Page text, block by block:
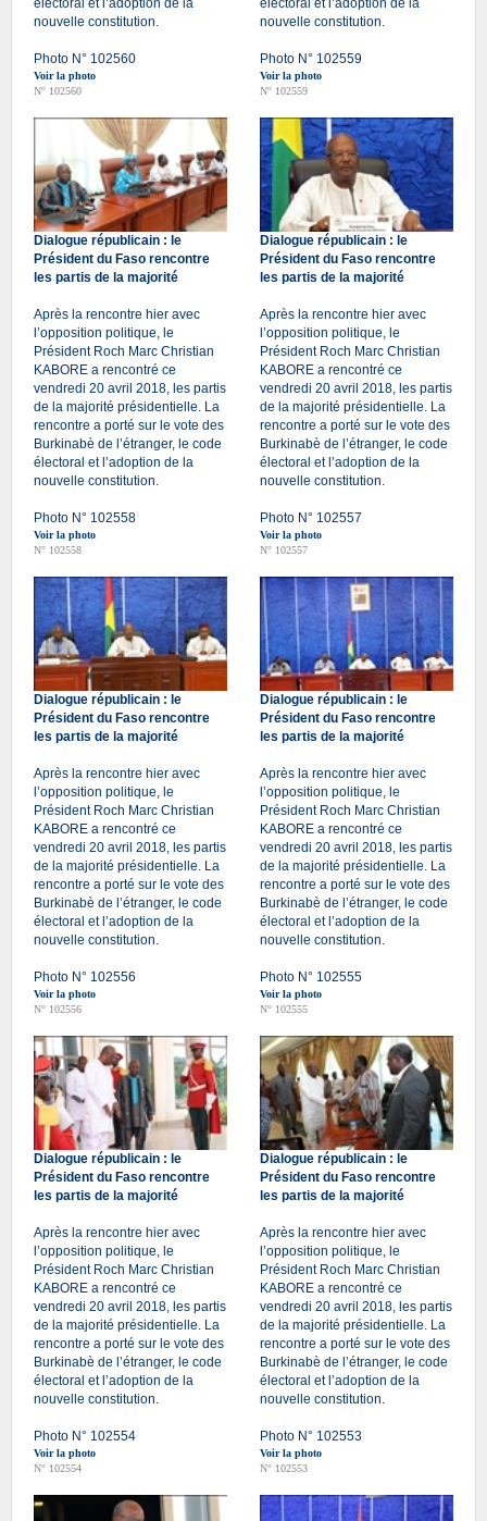
nouvelle constitution.
Photo N° 102560
Voir la photo
N° 102560
nouvelle constitution.
Photo N° 102559
Voir la photo
N° 102559
Dialogue républicain : le
Président du Faso rencontre
les partis de la majorité
Après la rencontre hier avec
l’opposition politique, le
Président Roch Marc Christian
KABORE a rencontré ce
vendredi 20 avril 2018, les partis
de la majorité présidentielle. La
rencontre a porté sur le vote des
Burkinabè de l’étranger, le code
électoral et l’adoption de la
nouvelle constitution.
Photo N° 102558
Voir la photo
N° 102558
Dialogue républicain : le
Président du Faso rencontre
les partis de la majorité
Après la rencontre hier avec
l’opposition politique, le
Président Roch Marc Christian
KABORE a rencontré ce
vendredi 20 avril 2018, les partis
de la majorité présidentielle. La
rencontre a porté sur le vote des
Burkinabè de l’étranger, le code
électoral et l’adoption de la
nouvelle constitution.
Photo N° 102557
Voir la photo
N° 102557
Dialogue républicain : le
Président du Faso rencontre
les partis de la majorité
Après la rencontre hier avec
l’opposition politique, le
Président Roch Marc Christian
KABORE a rencontré ce
vendredi 20 avril 2018, les partis
de la majorité présidentielle. La
rencontre a porté sur le vote des
Burkinabè de l’étranger, le code
électoral et l’adoption de la
nouvelle constitution.
Photo N° 102556
Voir la photo
N° 102556
Dialogue républicain : le
Président du Faso rencontre
les partis de la majorité
Après la rencontre hier avec
l’opposition politique, le
Président Roch Marc Christian
KABORE a rencontré ce
vendredi 20 avril 2018, les partis
de la majorité présidentielle. La
rencontre a porté sur le vote des
Burkinabè de l’étranger, le code
électoral et l’adoption de la
nouvelle constitution.
Photo N° 102555
Voir la photo
N° 102555
Dialogue républicain : le
Président du Faso rencontre
les partis de la majorité
Après la rencontre hier avec
l’opposition politique, le
Président Roch Marc Christian
KABORE a rencontré ce
vendredi 20 avril 2018, les partis
de la majorité présidentielle. La
rencontre a porté sur le vote des
Burkinabè de l’étranger, le code
électoral et l’adoption de la
nouvelle constitution.
Photo N° 102554
Voir la photo
N° 102554
Dialogue républicain : le
Président du Faso rencontre
les partis de la majorité
Après la rencontre hier avec
l’opposition politique, le
Président Roch Marc Christian
KABORE a rencontré ce
vendredi 20 avril 2018, les partis
de la majorité présidentielle. La
rencontre a porté sur le vote des
Burkinabè de l’étranger, le code
électoral et l’adoption de la
nouvelle constitution.
Photo N° 102553
Voir la photo
N° 102553